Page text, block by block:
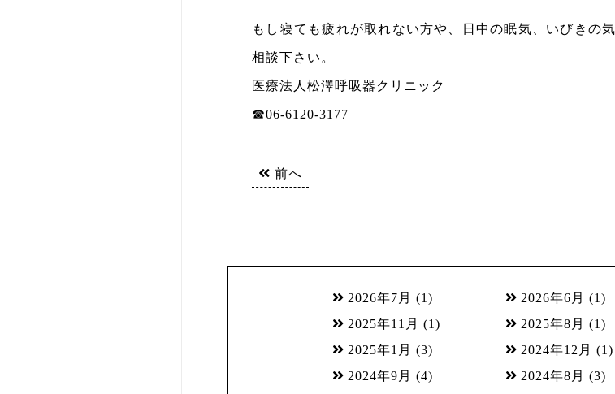
もし寝ても疲れが取れない方や、日中の眠気、いびきの
相談下さい。
医療法人松澤呼吸器クリニック
☎06-6120-3177
前へ
2026年7月 (1) 2026年6月 (1)
2025年11月 (1) 2025年8月 (1)
2025年1月 (3) 2024年12月 (1)
2024年9月 (4) 2024年8月 (3)